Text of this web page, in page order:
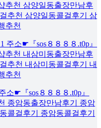
추천 삼양일동출장만남후
추천 삼양일동콜걸후기 삼
추천
주소☛『sos８８８８.t0p』
추천 내삼미동출장만남후
추천 내삼미동콜걸후기 내
추천
소☛『sos８８８８.t0p』
종암동출장만남후기 종암
콜걸후기 종암동콜걸후기